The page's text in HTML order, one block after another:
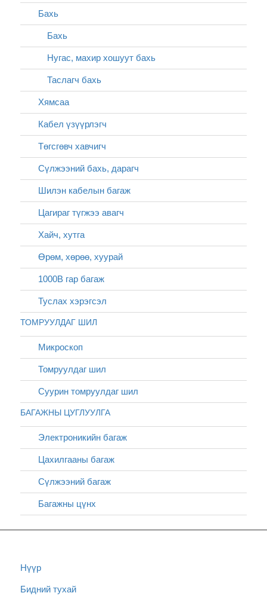
Бахь
Бахь
Нугас, махир хошуут бахь
Таслагч бахь
Хямсаа
Кабел үзүүрлэгч
Төгсгөвч хавчигч
Сүлжээний бахь, дарагч
Шилэн кабелын багаж
Цагираг түгжээ авагч
Хайч, хутга
Өрөм, хөрөө, хуурай
1000В гар багаж
Туслах хэрэгсэл
ТОМРУУЛДАГ ШИЛ
Микроскоп
Томруулдаг шил
Суурин томруулдаг шил
БАГАЖНЫ ЦУГЛУУЛГА
Электроникийн багаж
Цахилгааны багаж
Сүлжээний багаж
Багажны цүнх
Нүүр
Бидний тухай